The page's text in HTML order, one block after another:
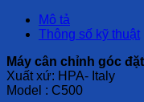
Mô tả
Thông số kỹ thuật
Máy cân chỉnh góc
Xuất xứ: HPA- Italy
Model : C500